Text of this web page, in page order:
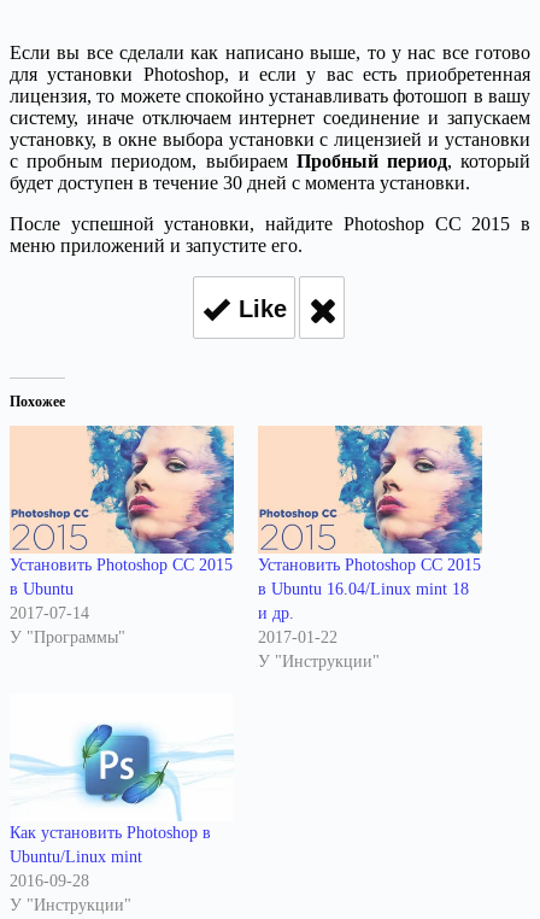
Если вы все сделали как написано выше, то у нас все готово
для установки Photoshop, и если у вас есть приобретенная
лицензия, то можете спокойно устанавливать фотошоп в вашу
систему, иначе отключаем интернет соединение и запускаем
установку, в окне выбора установки с лицензией и установки
с пробным периодом, выбираем Пробный период, который
будет доступен в течение 30 дней с момента установки.
После успешной установки, найдите Photoshop CC 2015 в
меню приложений и запустите его.
Like
Похожее
Установить Photoshop CC 2015
в Ubuntu
2017-07-14
У "Программы"
Установить Photoshop CC 2015
в Ubuntu 16.04/Linux mint 18
и др.
2017-01-22
У "Инструкции"
Как установить Photoshop в
Ubuntu/Linux mint
2016-09-28
У "Инструкции"